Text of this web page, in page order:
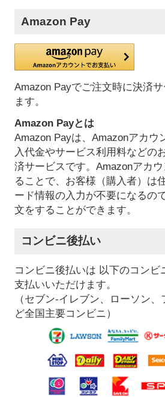
Amazon Pay
Amazon Payでご注文時に決済
ます。
Amazon Payとは
Amazon Payは、Amazonアカウ
入代金やサービス利用料などの
済サービスです。Amazonアカ
ることで、お客様（購入者）は
ード情報の入力が不要になるの
文をすることができます。
コンビニ後払い
コンビニ後払いは 以下のコンビ
支払いいただけます。
（セブン-イレブン、ローソン
ど全国主要コンビニ）